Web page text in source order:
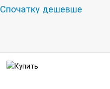
Спочатку дешевше